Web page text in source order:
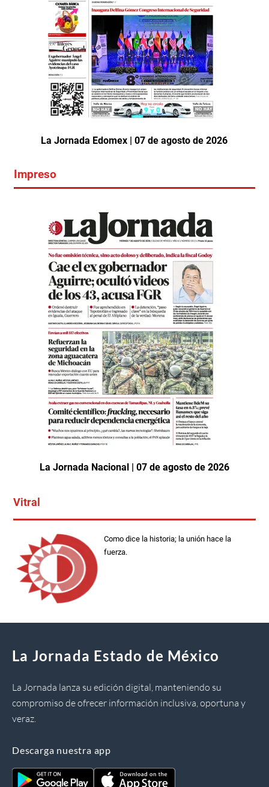
La Jornada Edomex | 07 de agosto de 2026
Impreso
La Jornada Nacional | 07 de agosto de 2026
Vitral
Como dice la historia; la unión hace la
fuerza.
La Jornada Estado de México
La Jornada lanza su edición digital, manteniendo su
compromiso de ofrecer información inclusiva, oportuna y
veraz.
Descarga nuestra app